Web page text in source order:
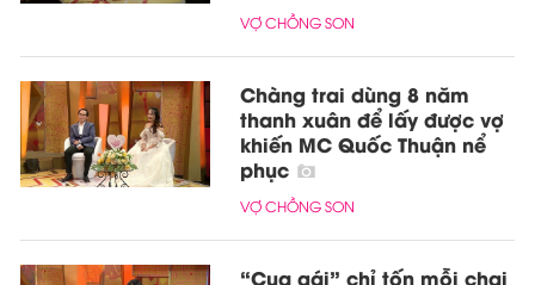
VỢ CHỒNG SON
Chàng trai dùng 8 năm
thanh xuân để lấy được vợ
khiến MC Quốc Thuận nể
phục
VỢ CHỒNG SON
“Cua gái” chỉ tốn mỗi chai